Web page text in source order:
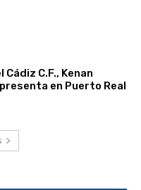
C.F., Kenan
en Puerto Real